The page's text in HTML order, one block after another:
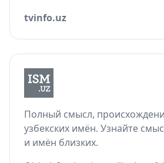
tvinfo.uz
Полный смысл,
узбекских имён. Узнайте
и имён близких.